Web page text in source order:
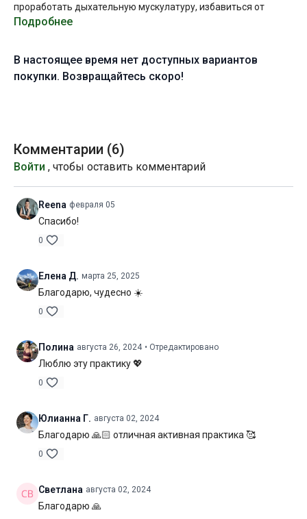
проработать дыхательную мускулатуру, избавиться от
напряжения и ощущения скованности в теле, успокоить ум и
В конце практики я проведу вас через переживание разных
состояний (движение и неподвижность, пульсация и покой,
Желаю вам приятного погружения и достижения состояния
йоги – состояния целостности и внутреннего равновесия.
Уровень подготовки:
Цель:гармонизация психофизического состояния
Нагрузка:низкая
Оборудование:
Подробнее
В настоящее время нет доступных вариантов
покупки. Возвращайтесь скоро!
Комментарии (6)
Войти , чтобы оставить комментарий
Reena февраля 05
Спасибо!
0
Елена Д. марта 25, 2025
Благодарю, чудесно ☀️
0
Полина августа 26, 2024 • Отредактировано
Люблю эту практику 💖
0
Юлианна Г. августа 02, 2024
Благодарю 🙏🏻 отличная активная практика 🥰
0
Светлана августа 02, 2024
Благодарю 🙏